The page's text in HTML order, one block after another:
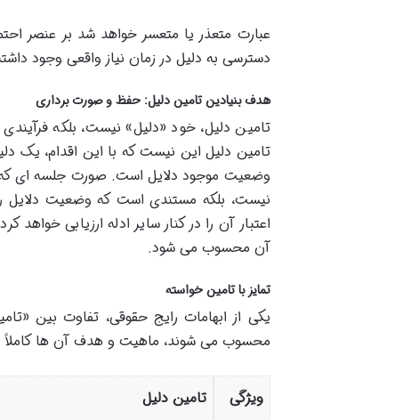
عبارت متعذر یا متعسر خواهد شد بر عنصر
دسترسی به دلیل در زمان نیاز واقعی وجود
هدف بنیادین تامین دلیل: حفظ و صورت برداری
تامین دلیل، خود «دلیل» نیست، بلکه
تامین دلیل این نیست که با این اقدام، یک
وضعیت موجود دلایل است. صورت جلسه ای که
نیست، بلکه مستندی است که وضعیت
اعتبار آن را در کنار سایر ادله ارزیابی
آن محسوب می شود.
تمایز با تامین خواسته
یکی از ابهامات رایج حقوقی، تفاوت بین
محسوب می شوند، ماهیت و هدف آن ها
ویژگی تامین دلیل